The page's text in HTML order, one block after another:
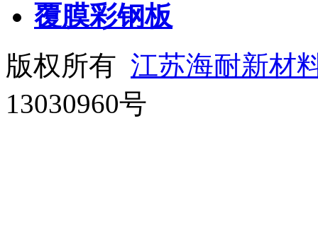
覆膜彩钢板
版权所有 江苏海耐新材
13030960号